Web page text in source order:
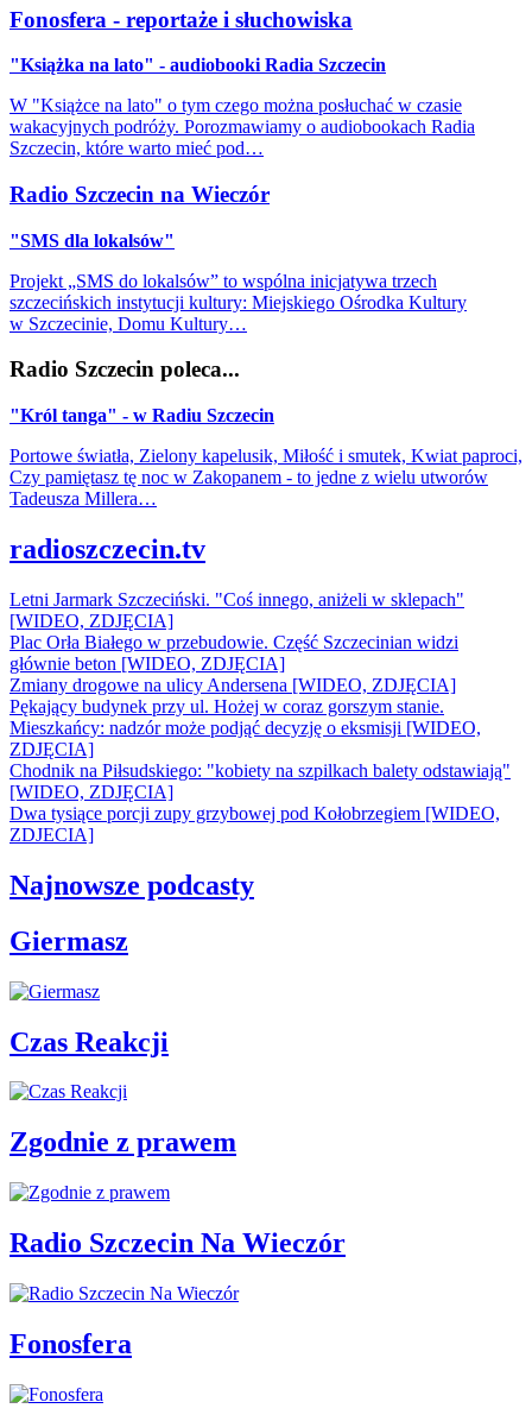
Fonosfera - reportaże i słuchowiska
"Książka na lato" - audiobooki Radia Szczecin
W "Książce na lato" o tym czego można posłuchać w czasie
wakacyjnych podróży. Porozmawiamy o audiobookach Radia
Szczecin, które warto mieć pod…
Radio Szczecin na Wieczór
"SMS dla lokalsów"
Projekt „SMS do lokalsów” to wspólna inicjatywa trzech
szczecińskich instytucji kultury: Miejskiego Ośrodka Kultury
w Szczecinie, Domu Kultury…
Radio Szczecin poleca...
"Król tanga" - w Radiu Szczecin
Portowe światła, Zielony kapelusik, Miłość i smutek, Kwiat paproci,
Czy pamiętasz tę noc w Zakopanem - to jedne z wielu utworów
Tadeusza Millera…
radioszczecin.tv
Letni Jarmark Szczeciński. "Coś innego, aniżeli w sklepach"
[WIDEO, ZDJĘCIA]
Plac Orła Białego w przebudowie. Część Szczecinian widzi
głównie beton [WIDEO, ZDJĘCIA]
Zmiany drogowe na ulicy Andersena [WIDEO, ZDJĘCIA]
Pękający budynek przy ul. Hożej w coraz gorszym stanie.
Mieszkańcy: nadzór może podjąć decyzję o eksmisji [WIDEO,
ZDJĘCIA]
Chodnik na Piłsudskiego: "kobiety na szpilkach balety odstawiają"
[WIDEO, ZDJĘCIA]
Dwa tysiące porcji zupy grzybowej pod Kołobrzegiem [WIDEO,
ZDJECIA]
Najnowsze podcasty
Giermasz
Czas Reakcji
Zgodnie z prawem
Radio Szczecin Na Wieczór
Fonosfera